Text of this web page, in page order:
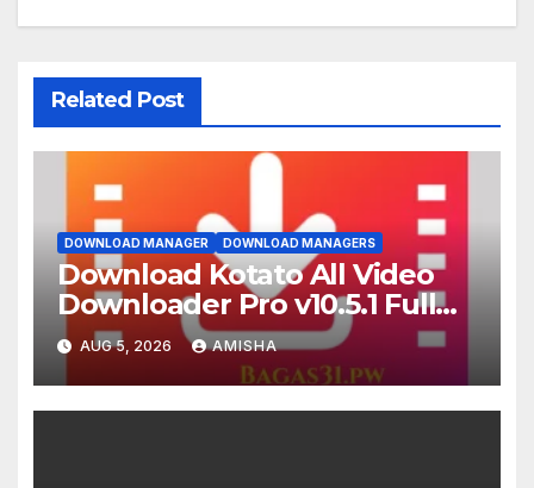
Related Post
DOWNLOAD MANAGER DOWNLOAD MANAGERS
Download Kotato All Video
Downloader Pro v10.5.1 Full
Terbaru Version
AUG 5, 2026 AMISHA